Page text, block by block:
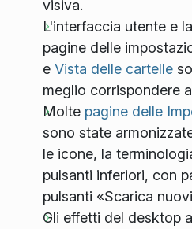
visiva.
L'interfaccia utente e
pagine delle
e Vista delle cartelle
meglio corrispondere
Molte pagine delle
sono state
le icone, la
pulsanti inferiori, con
pulsanti «Scarica
Gli effetti del desktop